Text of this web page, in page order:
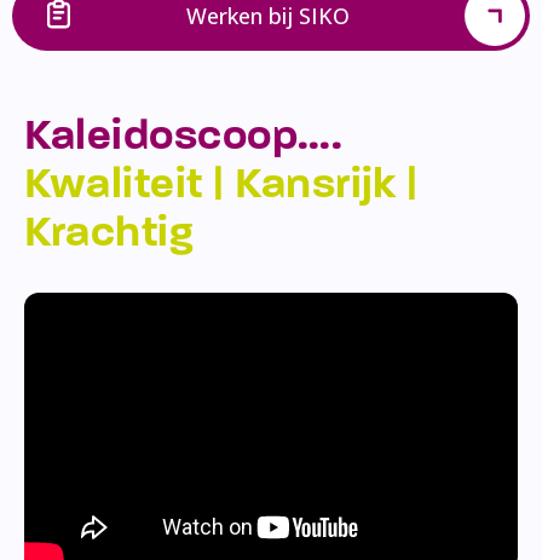
Werken bij SIKO
Kaleidoscoop….
Kwaliteit | Kansrijk |
Krachtig